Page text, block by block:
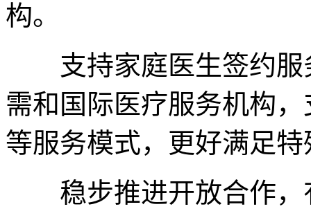
构。
支持家庭医生签约服
需和国际医疗服务机构
等服务模式，更好满足
稳步推进开放合作，